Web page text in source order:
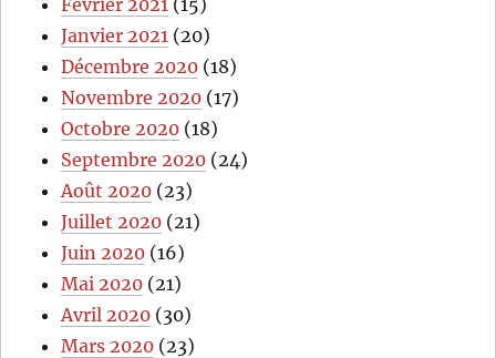
Janvier 2021 (20)
Décembre 2020 (18)
Novembre 2020 (17)
Octobre 2020 (18)
Septembre 2020 (24)
Août 2020 (23)
Juillet 2020 (21)
Juin 2020 (16)
Mai 2020 (21)
Avril 2020 (30)
Mars 2020 (23)